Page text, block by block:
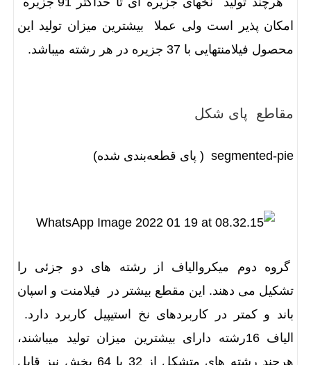
امکان پذیر است ولی عملا بیشترین میزان تولید این
محصول فیلامنتهایی با 37 جزیره در هر رشته میباشد.
مقاطع پای شکل
segmented-pie ( پای قطعه‌بندی شده)
گروه دوم میکروالیاف از رشته های دو جزئی را
تشکیل می دهند. این مقطع بیشتر در فیلامنت و اسپان
باند و کمتر در کاربردهای نخ استیپیل کاربرد دارد.
الیاف 16رشته دارای بیشترین میزان تولید میباشند،
هرچند رشته های متشکل از 32 یا 64 بخش نیز قابل